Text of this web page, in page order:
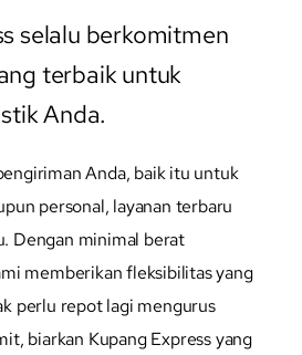
selalu berkomitmen
terbaik untuk
Anda.
Anda, baik itu untuk
personal, layanan terbaru
Dengan minimal berat
memberikan fleksibilitas yang
perlu repot lagi mengurus
biarkan Kupang Express yang